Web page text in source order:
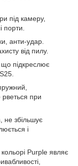
під камеру,
порти.
анти-удар.
від пилу.
підкреслює
рветься при
не збільшує
і
Purple являє